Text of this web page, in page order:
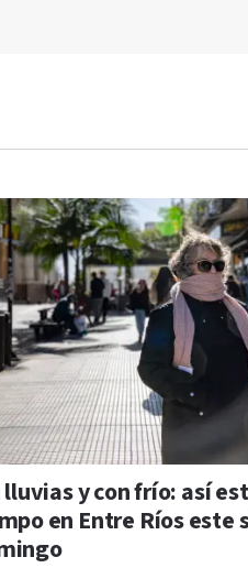
lluvias y con frío: así
en Entre Ríos este